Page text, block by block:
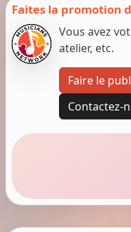
Faites la promotion
Vous avez
atelier, etc.
Faire le
Contactez-